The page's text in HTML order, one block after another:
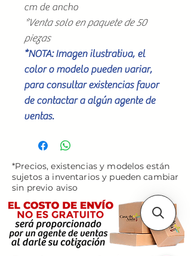
cm de ancho
*Venta solo en paquete de 50
piezas
*NOTA: Imagen ilustrativa, el
color o modelo pueden variar,
para consultar existencias favor
de contactar a algún agente de
ventas.
*Precios, existencias y modelos están
sujetos a inventarios y pueden cambiar
sin previo aviso